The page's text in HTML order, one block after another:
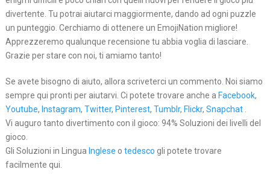
divertente. Tu potrai aiutarci maggiormente, dando ad ogni puzzle
un punteggio. Cerchiamo di ottenere un EmojiNation migliore!
Apprezzeremo qualunque recensione tu abbia voglia di lasciare.
Grazie per stare con noi, ti amiamo tanto!
Se avete bisogno di aiuto, allora scriveterci un commento. Noi siamo
sempre qui pronti per aiutarvi. Ci potete trovare anche a Facebook,
Youtube, Instagram, Twitter, Pinterest, Tumblr, Flickr, Snapchat.
Vi auguro tanto divertimento con il gioco: 94% Soluzioni dei livelli del
gioco.
Gli Soluzioni in Lingua Inglese o tedesco gli potete trovare
facilmente qui.